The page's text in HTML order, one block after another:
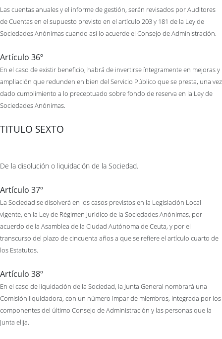
Las cuentas anuales y el informe de gestión, serán revisados por Auditores
de Cuentas en el supuesto previsto en el artículo 203 y 181 de la Ley de
Sociedades Anónimas cuando así lo acuerde el Consejo de Administración.
Artículo 36º
En el caso de existir beneficio, habrá de invertirse íntegramente en mejoras y
ampliación que redunden en bien del Servicio Público que se presta, una vez
dado cumplimiento a lo preceptuado sobre fondo de reserva en la Ley de
Sociedades Anónimas.
TITULO SEXTO
De la disolución o liquidación de la Sociedad.
Artículo 37º
La Sociedad se disolverá en los casos previstos en la Legislación Local
vigente, en la Ley de Régimen Jurídico de la Sociedades Anónimas, por
acuerdo de la Asamblea de la Ciudad Autónoma de Ceuta, y por el
transcurso del plazo de cincuenta años a que se refiere el artículo cuarto de
los Estatutos.
Artículo 38º
En el caso de liquidación de la Sociedad, la Junta General nombrará una
Comisión liquidadora, con un número impar de miembros, integrada por los
componentes del último Consejo de Administración y las personas que la
Junta elija.